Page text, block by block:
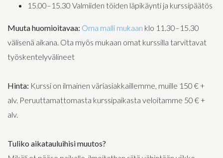
15.00–15.30 Valmiiden töiden läpikäynti ja kurssipäätös
Muuta huomioitavaa: Oma malli mukaan klo 11.30–15.30
välisenä aikana. Ota myös mukaan omat kurssilla tarvittavat
työskentelyvälineet
Hinta: Kurssi on ilmainen väriasiakkaillemme, muille 150 € +
alv. Peruuttamattomasta kurssipaikasta veloitamme 50 € +
alv.
Tuliko aikatauluihisi muutos?